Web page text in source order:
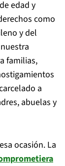
edad y
como
y del
familias,
a
abuelas y
ocasión. La